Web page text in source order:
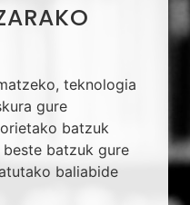
teknologia
gure
batzuk
beste batzuk gure
baliabide